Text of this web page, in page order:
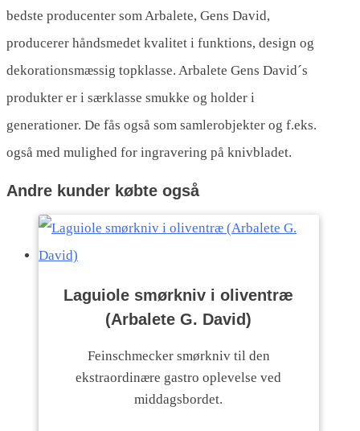
bedste producenter som Arbalete, Gens David,
producerer håndsmedet kvalitet i funktions, design og
dekorationsmæssig topklasse. Arbalete Gens David´s
produkter er i særklasse smukke og holder i
generationer. De fås også som samlerobjekter og f.eks.
også med mulighed for ingravering på knivbladet.
Andre kunder købte også
Laguiole smørkniv i oliventræ
(Arbalete G. David)
Feinschmecker smørkniv til den
ekstraordinære gastro oplevelse ved
middagsbordet.